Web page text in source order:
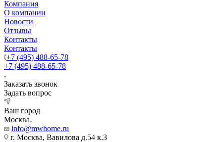
Компания
О компании
Новости
Отзывы
Контакты
Контакты
+7 (495) 488-65-78
+7 (495) 488-65-78
Заказать звонок
Задать вопрос
Ваш город
Москва
info@mwhome.ru
г. Москва, Вавилова д.54 к.3